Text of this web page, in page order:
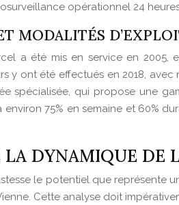
opérationnel 24
MODALITÉS
a été mis en service en
y ont été effectués en 2018,
spécialisée, qui propose une
environ 75% en semaine et 60%
LA DYNAMIQUE DE
le potentiel que représente
Cette analyse doit